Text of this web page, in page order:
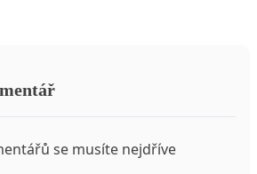
se musíte nejdříve